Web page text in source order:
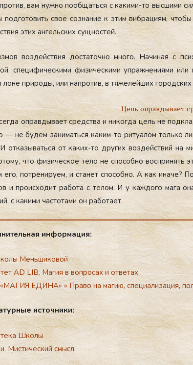
вам нуж­но по­об­щать­ся с ка­кими-то выс­ши­ми
под­го­товить свое соз­на­ние к этим виб­ра­ци­ям,
этих ан­гель­ских сущ­ностей.
воз­дей­ствия дос­та­точ­но мно­го. На­чиная с
спе­цифи­чес­ки­ми фи­зичес­ки­ми уп­ражне­ни­ями
ло­не при­роды, или нап­ро­тив, в тя­желей­ших
Цель оправдывает
оп­равды­ва­ет средс­тва и ни­ког­да цель не
— не бу­дем за­нимать­ся ка­ким-то ри­ту­алом толь­ко
от­ка­зывать­ся от ка­ких-то дру­гих воз­дей­ствий на
что фи­зичес­кое те­ло не спо­соб­но вос­при­нять
его, пот­ре­ниру­ем, и ста­нет спо­соб­но. А как ина­че?
и про­ис­хо­дит ра­бота с те­лом. И у каж­до­го ма­га
с ка­кими час­то­тами он ра­бота­ет.
ин­форма­ция:
Меньшиковой
AD LIB. Магия в вопросах и ответах
ЕДИНА»»Право на магию, специализация,
ис­точни­ки:
Школы
Мистический смысл